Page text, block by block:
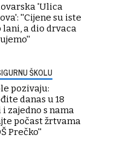
'Ulica
''Cijene su iste
lani, a dio drvaca
ŠKOLU
pozivaju:
danas u 18
i zajedno s nama
počast žrtvama
Prečko''